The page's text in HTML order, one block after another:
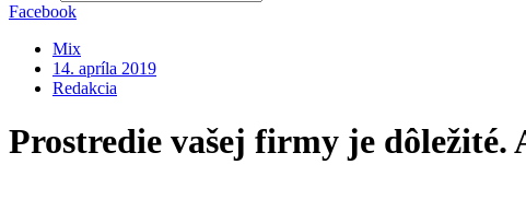
Facebook
Mix
14. apríla 2019
Redakcia
Prostredie vašej firmy je dôležité.